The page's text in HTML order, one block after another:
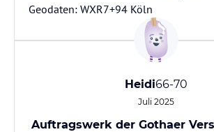
Heidi66-70
Juli 2025
Auftragswerk der Gothaer